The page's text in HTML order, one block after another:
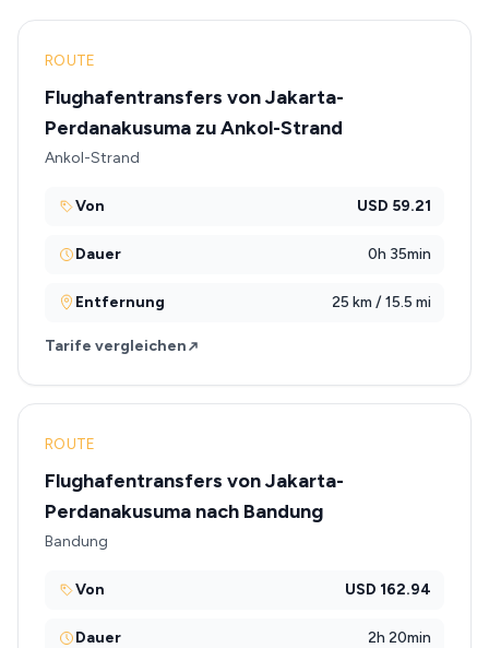
ROUTE
Flughafentransfers von Jakarta-
Perdanakusuma zu Ankol-Strand
Ankol-Strand
Von USD 59.21
Dauer 0h 35min
Entfernung 25 km / 15.5 mi
Tarife vergleichen
ROUTE
Flughafentransfers von Jakarta-
Perdanakusuma nach Bandung
Bandung
Von USD 162.94
Dauer 2h 20min